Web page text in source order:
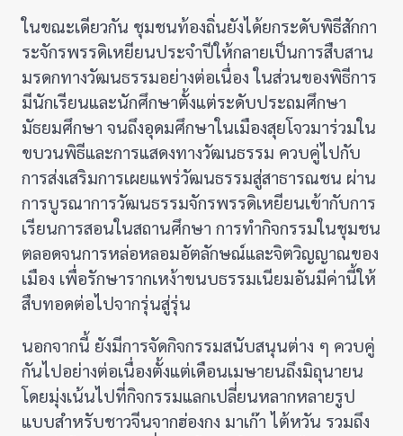
ในขณะเดียวกัน ชุมชนท้องถิ่นยังได้ยกระดับพิธีสักกา
ระจักรพรรดิเหยียนประจำปีให้กลายเป็นการสืบสาน
มรดกทางวัฒนธรรมอย่างต่อเนื่อง ในส่วนของพิธีการ
มีนักเรียนและนักศึกษาตั้งแต่ระดับประถมศึกษา
มัธยมศึกษา จนถึงอุดมศึกษาในเมืองสุยโจวมาร่วมใน
ขบวนพิธีและการแสดงทางวัฒนธรรม ควบคู่ไปกับ
การส่งเสริมการเผยแพร่วัฒนธรรมสู่สาธารณชน ผ่าน
การบูรณาการวัฒนธรรมจักรพรรดิเหยียนเข้ากับการ
เรียนการสอนในสถานศึกษา การทำกิจกรรมในชุมชน
ตลอดจนการหล่อหลอมอัตลักษณ์และจิตวิญญาณของ
เมือง เพื่อรักษารากเหง้าขนบธรรมเนียมอันมีค่านี้ให้
สืบทอดต่อไปจากรุ่นสู่รุ่น
นอกจากนี้ ยังมีการจัดกิจกรรมสนับสนุนต่าง ๆ ควบคู่
กันไปอย่างต่อเนื่องตั้งแต่เดือนเมษายนถึงมิถุนายน
โดยมุ่งเน้นไปที่กิจกรรมแลกเปลี่ยนหลากหลายรูป
แบบสำหรับชาวจีนจากฮ่องกง มาเก๊า ไต้หวัน รวมถึง